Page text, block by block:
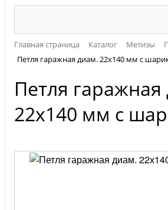
Главная страница Каталог Метизы
Петля гаражная диам. 22х140 мм с
Петля
22х140 мм с